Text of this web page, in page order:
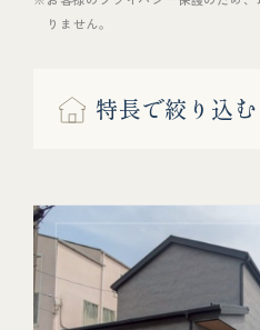
りません。
特長で絞り込む